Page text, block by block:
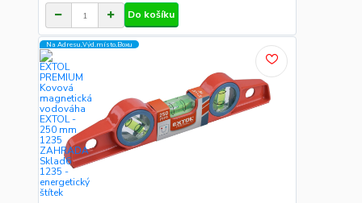
Do košíku
Na Adresu,Výd.místo,Boxu